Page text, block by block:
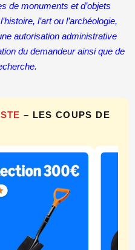
de monuments et d’objets
l’art ou l’archéologie,
autorisation administrative
du demandeur ainsi que de
– LES COUPS DE